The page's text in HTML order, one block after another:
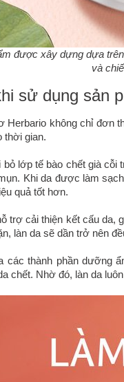
được xây dựng dựa
và
sử dụng sản
Herbario không chỉ đơn
thời gian.
lớp tế bào chết già
Khi da được làm
quả tốt hơn.
trợ cải thiện kết cấu
làn da sẽ dần trở nên
thành phần dưỡng
chết. Nhờ đó, làn da